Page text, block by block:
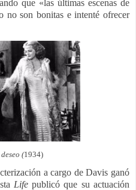
que «las últimas escenas de
no son bonitas e intenté ofrecer
(1934)
a cargo de Davis ganó
Lifepublicó que su actuación